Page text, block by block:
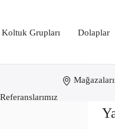
Koltuk Grupları Dolaplar
Referanslarımız